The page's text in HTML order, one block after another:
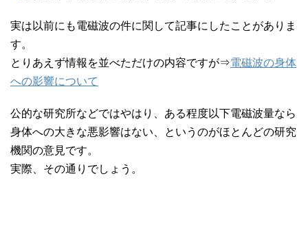
実は以前にも電磁波の件に関して記事にしたことがありま
す。
とりあえず情報を並べただけの内容ですが⇒電磁波の身体
への影響について
公的な研究所などではやはり、ある程度以下電磁波量なら
身体への大きな悪影響はない、というのがほとんどの研究
機関の意見です。
実際、その通りでしょう。